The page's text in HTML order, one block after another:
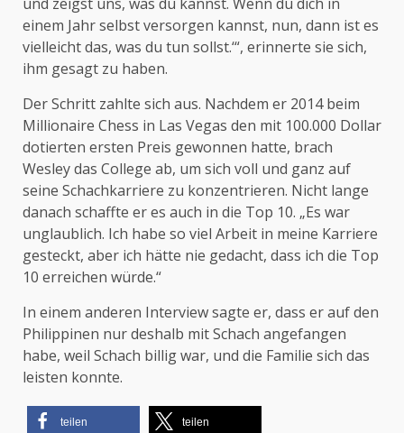
einem Jahr selbst versorgen kannst, nun, dann ist es
vielleicht das, was du tun sollst.‘“, erinnerte sie sich,
ihm gesagt zu haben.
Der Schritt zahlte sich aus. Nachdem er 2014 beim
Millionaire Chess in Las Vegas den mit 100.000 Dollar
dotierten ersten Preis gewonnen hatte, brach
Wesley das College ab, um sich voll und ganz auf
seine Schachkarriere zu konzentrieren. Nicht lange
danach schaffte er es auch in die Top 10. „Es war
unglaublich. Ich habe so viel Arbeit in meine Karriere
gesteckt, aber ich hätte nie gedacht, dass ich die Top
10 erreichen würde.“
In einem anderen Interview sagte er, dass er auf den
Philippinen nur deshalb mit Schach angefangen
habe, weil Schach billig war, und die Familie sich das
leisten konnte.
teilen teilen